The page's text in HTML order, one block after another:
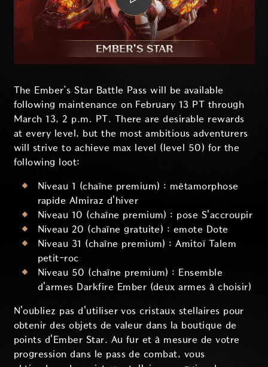
The Ember’s Star Battle Pass will be available
following maintenance on February 13 PT through
March 13, 2 p.m. PT. There are desirable rewards
at every level, but the most ambitious adventurers
will strive to achieve max level (level 50) for the
following loot:
Niveau 1 (chaîne premium) : métamorphose
rapide Almiraz d'hiver
Niveau 10 (chaîne premium) : pose S'accroupir
Niveau 20 (chaîne gratuite) : emote Dote
Niveau 31 (chaîne premium) : Amitoï Talem
petit-roc
Niveau 50 (chaîne premium) : Ensemble
d'armes Darkfire Ember (deux armes à choisir)
N'oubliez pas d'utiliser vos cristaux stellaires pour
obtenir des objets de valeur dans la boutique de
points d'Ember Star. Au fur et à mesure de votre
progression dans le pass de combat, vous